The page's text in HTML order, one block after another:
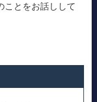
ことをお話しして